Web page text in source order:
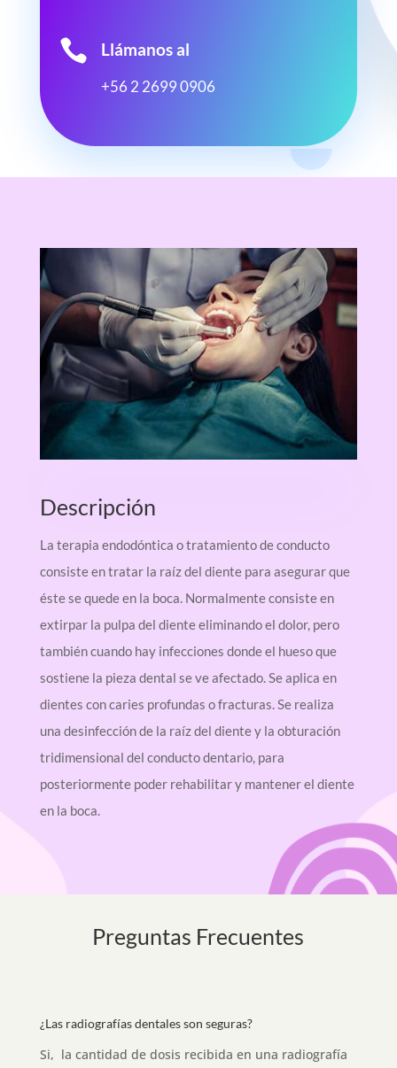
 Llámanos al
+56 2 2699 0906
Descripción
La terapia endodóntica o tratamiento de conducto
consiste en tratar la raíz del diente para asegurar que
éste se quede en la boca. Normalmente consiste en
extirpar la pulpa del diente eliminando el dolor, pero
también cuando hay infecciones donde el hueso que
sostiene la pieza dental se ve afectado. Se aplica en
dientes con caries profundas o fracturas. Se realiza
una desinfección de la raíz del diente y la obturación
tridimensional del conducto dentario, para
posteriormente poder rehabilitar y mantener el diente
en la boca.
Preguntas Frecuentes
¿Las radiografías dentales son seguras?
Si, la cantidad de dosis recibida en una radiografía